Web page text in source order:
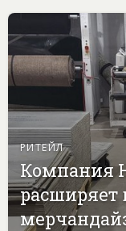
РИТЕЙЛ
Компания
расширяет